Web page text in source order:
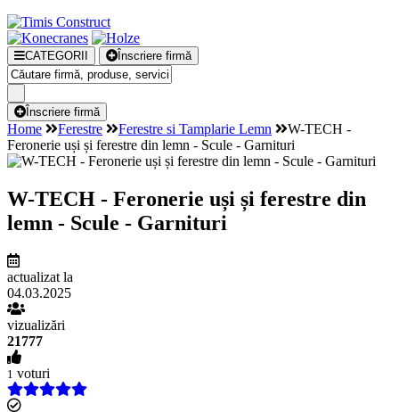
CATEGORII Înscriere firmă
Înscriere firmă
Home Ferestre Ferestre si Tamplarie Lemn
W-TECH -
Feronerie uși și ferestre din lemn - Scule - Garnituri
W-TECH - Feronerie uși și ferestre din
lemn - Scule - Garnituri
actualizat la
04.03.2025
vizualizări
21777
1 voturi